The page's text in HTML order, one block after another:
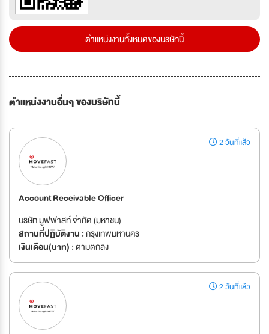
ตำแหน่งงานทั้งหมดของบริษัทนี้
ตำแหน่งงานอื่นๆ ของบริษัทนี้
2 วันที่แล้ว
Account Receivable Officer
บริษัท มูฟฟาสท์ จำกัด (มหาชน)
สถานที่ปฏิบัติงาน :กรุงเทพมหานคร
เงินเดือน(บาท) :ตามตกลง
2 วันที่แล้ว